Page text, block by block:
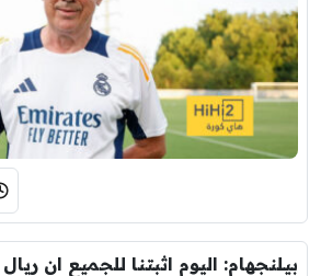
بيلنجهام: اليوم اثبتنا للجميع ان